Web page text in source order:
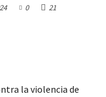
0 21
la violencia de